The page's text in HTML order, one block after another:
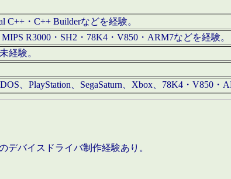
C++・C++ Builderなどを経験。
R3000・SH2・78K4・V850・ARM7などを経験。
経験。
、PlayStation、SegaSaturn、Xbox、78K4・V850・
デバイスドライバ制作経験あり。